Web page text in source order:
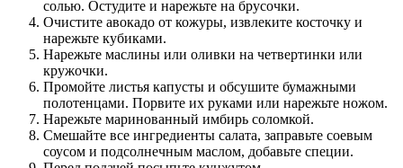
солью. Остудите и нарежьте на брусочки.
Очистите авокадо от кожуры, извлеките косточку и
нарежьте кубиками.
Нарежьте маслины или оливки на четвертинки или
кружочки.
Промойте листья капусты и обсушите бумажными
полотенцами. Порвите их руками или нарежьте ножом.
Нарежьте маринованный имбирь соломкой.
Смешайте все ингредиенты салата, заправьте соевым
соусом и подсолнечным маслом, добавьте специи.